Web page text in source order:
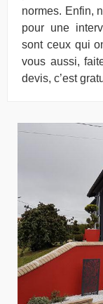
normes. Enfin,
pour une
sont ceux qui
vous aussi,
devis, c’est